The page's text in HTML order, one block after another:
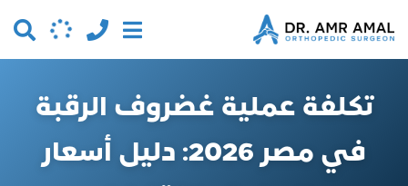
تكلفة عملية غضروف الرقبة
في مصر 2026: دليل أسعار